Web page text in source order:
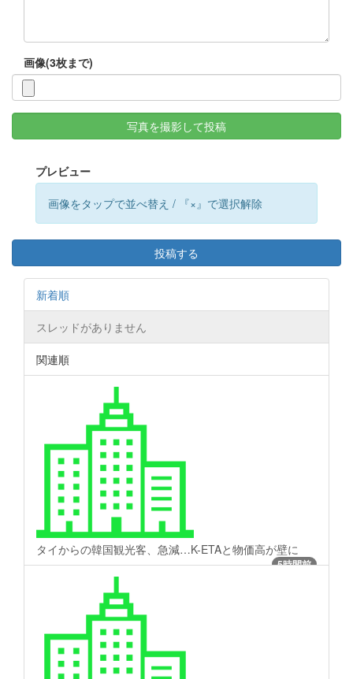
画像(3枚まで)
写真を撮影して投稿
プレビュー
画像をタップで並べ替え / 『×』で選択解除
投稿する
新着順
スレッドがありません
関連順
タイからの韓国観光客、急減…K-ETAと物価高が壁に
5時間前